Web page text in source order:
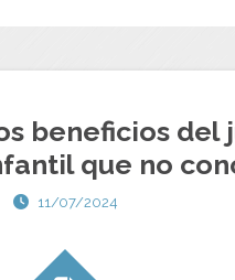
beneficios del
que no
11/07/2024